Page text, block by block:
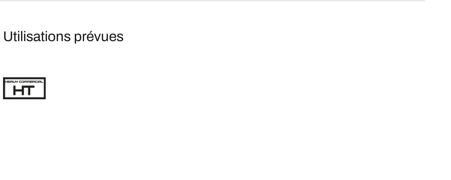
Utilisations prévues